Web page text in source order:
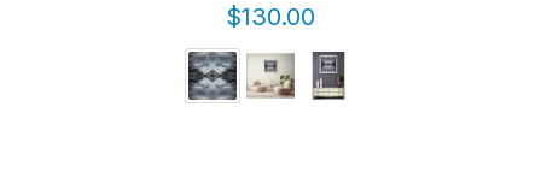
$130.00